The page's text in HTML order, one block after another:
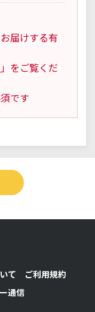
届けする有
」をご覧くだ
です
て
ご利用規約
通信